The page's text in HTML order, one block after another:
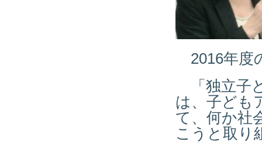
2016年度
「独立子
は、子ども
て、何か社
こうと取り